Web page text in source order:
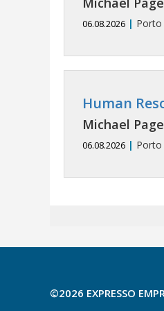
06.08.2026 | Porto
Human
Michael
06.08.2026 | Porto
©2026 EXPRESSO